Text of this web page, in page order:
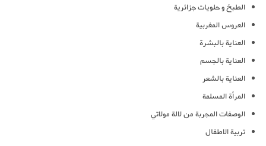
الطبخ و حلويات جزائرية
العروس المغربية
العناية بالبشرة
العناية بالجسم
العناية بالشعر
المرأة المسلمة
الوصفات المجربة من لالة مولاتي
تربية الاطفال